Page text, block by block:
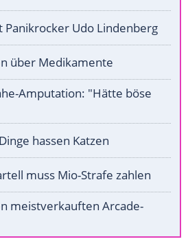
Panikrocker Udo Lindenberg
über Medikamente
Amputation: "Hätte böse
hassen Katzen
muss Mio-Strafe zahlen
meistverkauften Arcade-